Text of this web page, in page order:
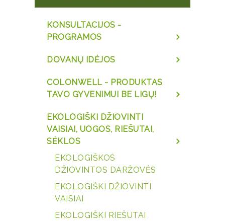
KONSULTACIJOS -
PROGRAMOS
DOVANŲ IDĖJOS
COLONWELL - PRODUKTAS
TAVO GYVENIMUI BE LIGŲ!
EKOLOGIŠKI DŽIOVINTI
VAISIAI, UOGOS, RIEŠUTAI,
SĖKLOS
EKOLOGIŠKOS
DŽIOVINTOS DARŽOVĖS
EKOLOGIŠKI DŽIOVINTI
VAISIAI
EKOLOGIŠKI RIEŠUTAI